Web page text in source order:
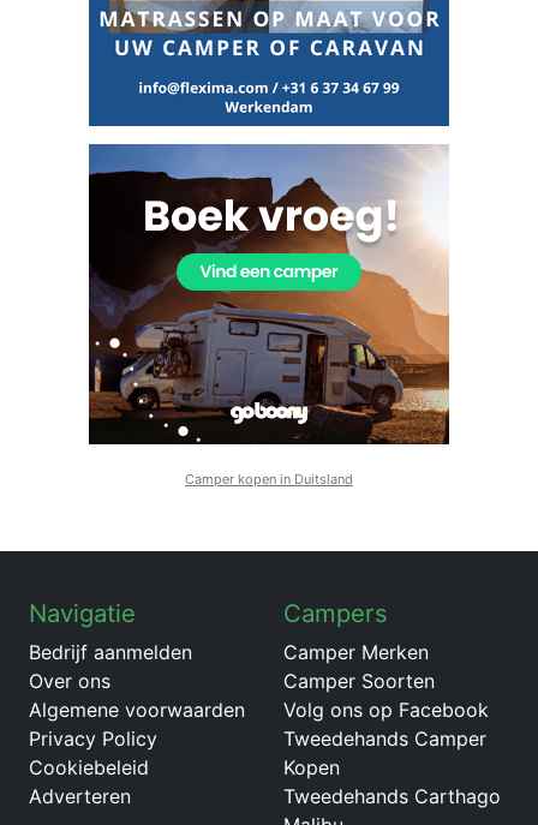
Camper kopen in Duitsland
Navigatie
Bedrijf aanmelden
Over ons
Algemene voorwaarden
Privacy Policy
Cookiebeleid
Adverteren
Campers
Camper Merken
Camper Soorten
Volg ons op Facebook
Tweedehands Camper
Kopen
Tweedehands Carthago